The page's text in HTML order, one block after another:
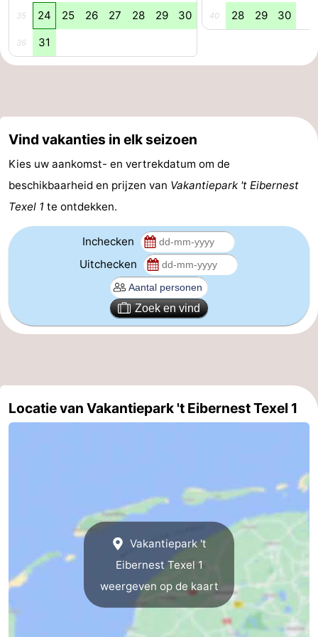
Speeltuinen
Minigolfbanen
Natuur
Sporten
Zwembaden
-
Fietsen
-
Wandelen
-
Surfen
-
en
Evenementen
Boot
Waddenhoppen
35 24 25 26 27 28 29 30
36 31
40 28 29 30
Vind vakanties in elk seizoen
Kies uw aankomst- en vertrekdatum om de
beschikbaarheid en prijzen van Vakantiepark 't Eibernest
Texel 1 te ontdekken.
Inchecken
Uitchecken
Zoek en vind
Locatie van Vakantiepark 't Eibernest Texel 1
Vakantiepark 't
Eibernest Texel 1
weergeven op de kaart